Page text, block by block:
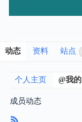
动态 资料 站点
个人主页 @我的
成员动态